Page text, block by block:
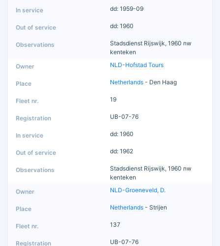
dd: 1959-09
dd: 1960
Stadsdienst Rijswijk, 1960 nw
kenteken
NLD-Hofstad Tours
Netherlands - Den Haag
19
UB-07-76
dd: 1960
dd: 1962
Stadsdienst Rijswijk, 1960 nw
kenteken
NLD-Groeneveld, D.
Netherlands - Strijen
137
UB-07-76